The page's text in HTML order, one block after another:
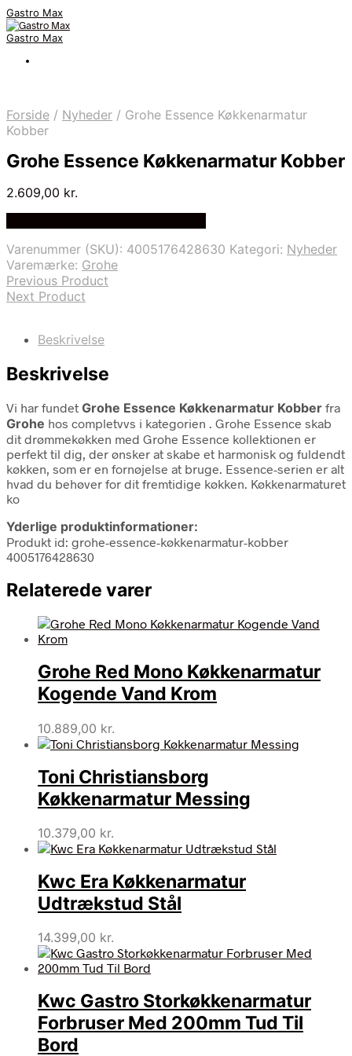
Gastro Max
Gastro Max
Forside / Nyheder / Grohe Essence Køkkenarmatur
Kobber
Grohe Essence Køkkenarmatur Kobber
2.609,00 kr.
Varenummer (SKU): 4005176428630 Kategori: Nyheder
Varemærke: Grohe
Previous Product
Next Product
Beskrivelse
Beskrivelse
Vi har fundet Grohe Essence Køkkenarmatur Kobber fra
Grohe hos completvvs i kategorien . Grohe Essence skab
dit drømmekøkken med Grohe Essence kollektionen er
perfekt til dig, der ønsker at skabe et harmonisk og fuldendt
køkken, som er en fornøjelse at bruge. Essence-serien er alt
hvad du behøver for dit fremtidige køkken. Køkkenarmaturet
ko
Yderlige produktinformationer:
Produkt id: grohe-essence-køkkenarmatur-kobber
4005176428630
Relaterede varer
Grohe Red Mono Køkkenarmatur
Kogende Vand Krom
10.889,00 kr.
Toni Christiansborg
Køkkenarmatur Messing
10.379,00 kr.
Kwc Era Køkkenarmatur
Udtrækstud Stål
14.399,00 kr.
Kwc Gastro Storkøkkenarmatur
Forbruser Med 200mm Tud Til
Bord